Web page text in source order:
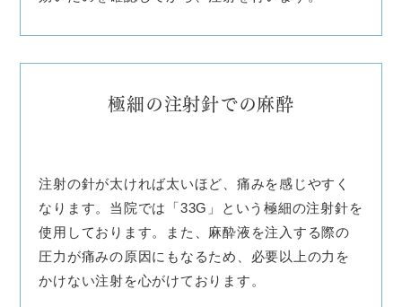
極細の注射針での麻酔
注射の針が太ければ太いほど、痛みを感じやすく
なります。当院では「33G」という極細の注射針を
使用しております。また、麻酔液を注入する際の
圧力が痛みの原因にもなるため、必要以上の力を
かけない注射を心がけております。